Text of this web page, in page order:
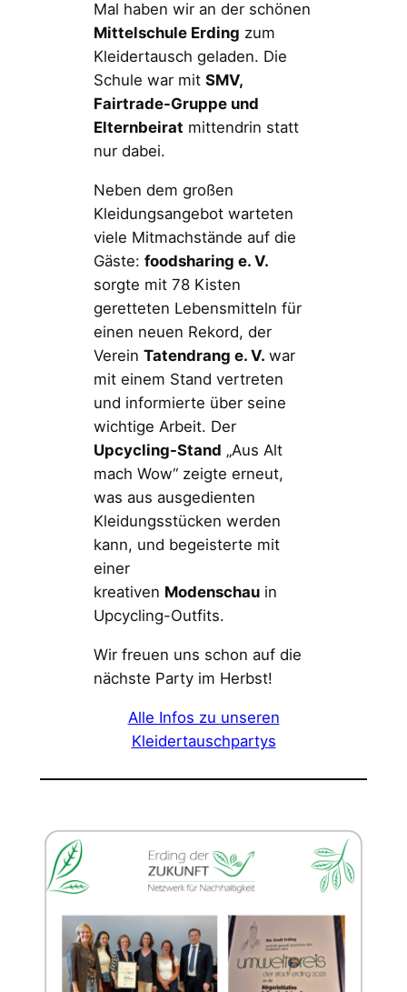
Mal haben wir an der schönen
Mittelschule Erding zum
Kleidertausch geladen. Die
Schule war mit SMV,
Fairtrade-Gruppe und
Elternbeirat mittendrin statt
nur dabei.
Neben dem großen
Kleidungsangebot warteten
viele Mitmachstände auf die
Gäste: foodsharing e. V.
sorgte mit 78 Kisten
geretteten Lebensmitteln für
einen neuen Rekord, der
Verein Tatendrang e. V. war
mit einem Stand vertreten
und informierte über seine
wichtige Arbeit. Der
Upcycling-Stand „Aus Alt
mach Wow“ zeigte erneut,
was aus ausgedienten
Kleidungsstücken werden
kann, und begeisterte mit
einer
kreativen Modenschauin
Upcycling-Outfits.
Wir freuen uns schon auf die
nächste Party im Herbst!
Alle Infos zu unseren
Kleidertauschpartys